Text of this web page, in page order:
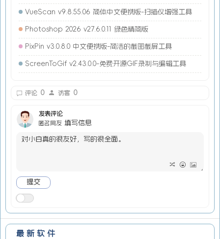
VueScan v9.8.55.06 简体中文便携版-扫描仪增强工具
Photoshop 2026 v27.6.0.11 绿色精简版
PixPin v3.0.8.0 中文便携版-简洁的截图截屏工具
ScreenToGif v2.43.0.0-免费开源GIF录制与编辑工具
评论 0 访客 0
发表评论
匿名网友 填写信息
最新软件